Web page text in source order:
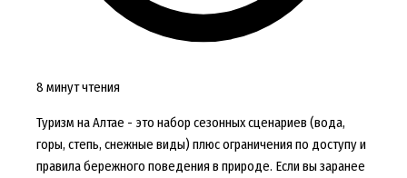
8 минут чтения
Туризм на Алтае - это набор сезонных сценариев (вода,
горы, степь, снежные виды) плюс ограничения по доступу и
правила бережного поведения в природе. Если вы заранее